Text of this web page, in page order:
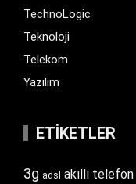
TechnoLogic
Teknoloji
Telekom
Yazılım
ETIKETLER
3g adsl akıllı telefon